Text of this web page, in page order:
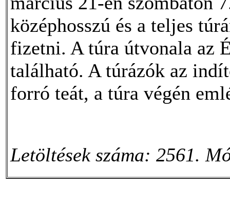
középhosszú és a teljes
fizetni. A túra útvonala az
található. A túrázók az
forró teát, a túra végén
Letöltések száma: 2561.